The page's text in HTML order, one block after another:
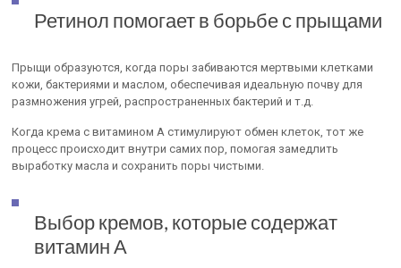
Ретинол помогает в борьбе с прыщами
Прыщи образуются, когда поры забиваются мертвыми клетками
кожи, бактериями и маслом, обеспечивая идеальную почву для
размножения угрей, распространенных бактерий и т.д.
Когда крема с витамином А стимулируют обмен клеток, тот же
процесс происходит внутри самих пор, помогая замедлить
выработку масла и сохранить поры чистыми.
Выбор кремов, которые содержат
витамин А